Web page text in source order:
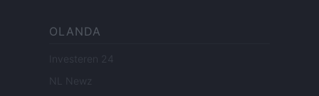
OLANDA
Investeren 24
NL Newz